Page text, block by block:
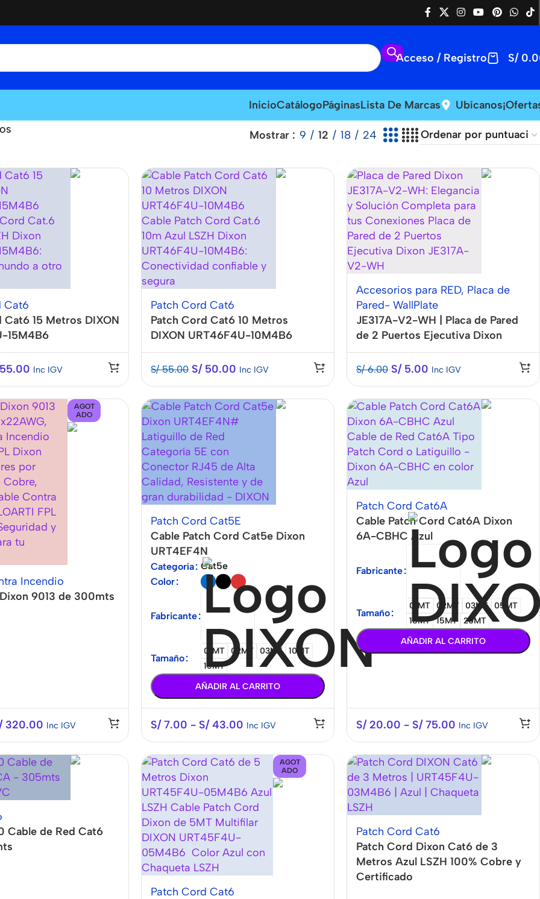
Acceso / Registro S/
InicioCatálogoPáginasLista De Marcas Ubícanos
Mostrar 9 12 18 24
Cat6
Cat6 15 Metros DIXON
15M4B6
Inc IGV
Patch Cord Cat6
Patch Cord Cat6 10 Metros
DIXON URT46F4U-10M4B6
S/55.00 S/50.00 Inc IGV
Accesorios para RED, Placa de
Pared- WallPlate
JE317A-V2-WH | Placa de Pared
de 2 Puertos Ejecutiva Dixon
S/6.00 S/5.00 Inc IGV
AGOT
ADO
Incendio
9013 de 300mts
320.00 Inc IGV
Patch Cord Cat5E
Cable Patch Cord Cat5e Dixon
URT4EF4N
Categoría Cat5e
Color
Fabricante
Tamaño
01MT 02MT 03MT 10MT
15MT
AÑADIR AL CARRITO
S/7.00 - S/43.00 Inc IGV
Patch Cord Cat6A
Cable Patch Cord Cat6A Dixon
6A-CBHC Azul
Fabricante
Tamaño
01MT 02MT 03MT 05MT
10MT 15MT 20MT
AÑADIR AL CARRITO
S/20.00 - S/75.00 Inc IGV
Cable de Red Cat6
AGOT
ADO
Patch Cord Cat6
Patch Cord Cat6
Patch Cord Dixon Cat6 de 3
Metros Azul LSZH 100% Cobre y
Certificado